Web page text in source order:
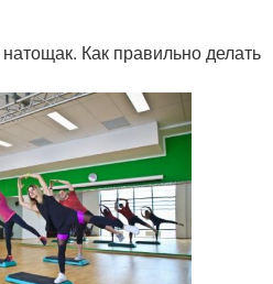
Как правильно делать